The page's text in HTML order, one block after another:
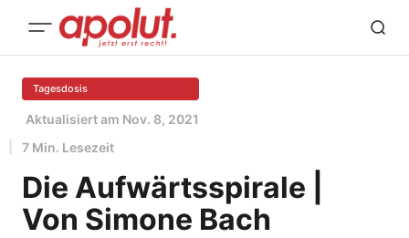
Tagesdosis
Aktualisiert am Nov. 8, 2021
7 Min. Lesezeit
Die Aufwärtsspirale |
Von Simone Bach